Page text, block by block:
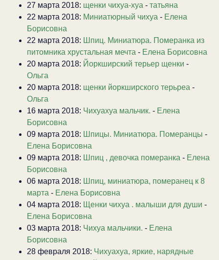
27 марта 2018: щенки чихуа-хуа - татьяна
22 марта 2018: Миниатюрный чихуа - Елена
Борисовна
22 марта 2018: Шпиц. Миниатюра. Померанка из
питомника хрустальная мечта - Елена Борисовна
20 марта 2018: Йоркширский терьер щенки -
Ольга
20 марта 2018: щенки йоркширского терьреа -
Ольга
16 марта 2018: Чихуахуа мальчик. - Елена
Борисовна
09 марта 2018: Шпицы. Миниатюра. Померанцы -
Елена Борисовна
09 марта 2018: Шпиц , девочка померанка - Елена
Борисовна
06 марта 2018: Шпиц, миниатюра, померанец к 8
марта - Елена Борисовна
04 марта 2018: Щенки чихуа . малыши для души -
Елена Борисовна
03 марта 2018: Чихуа мальчики. - Елена
Борисовна
28 февраля 2018: Чихуахуа, яркие, нарядные